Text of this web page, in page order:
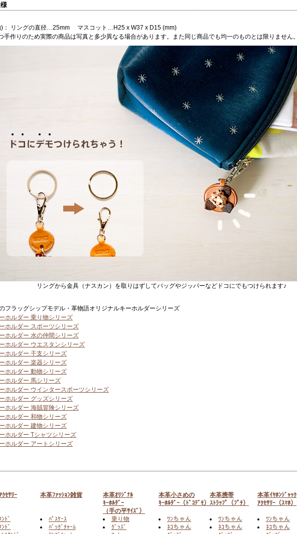
)： リングの直径…25mm マスコット…H25 x W37 x D15 (mm)
手作りのため実際の商品は写真と多少異なる場合があります。また同じ商品でも均一のものとは限りません。
リングから金具（ナスカン）を取りはずしてバッグやジッパーなどドコにでもつけられます♪
フラッグシップモデル・革物語オリジナルキーホルダーシリーズ
ホルダー 乗り物シリーズ
ホルダー スポーツシリーズ
ホルダー 水の仲間シリーズ
ホルダー ウエスタンシリーズ
ホルダー 干支シリーズ
ホルダー 楽器シリーズ
ホルダー 動物シリーズ
ホルダー 馬シリーズ
ホルダー ウインタースポーツシリーズ
ホルダー グッズシリーズ
ホルダー 海賊冒険シリーズ
ホルダー 和物シリーズ
ホルダー 建物シリーズ
ホルダー Tシャツシリーズ
ホルダー アートシリーズ
ｸｾｻﾘｰ 本革ﾌｧｯｼｮﾝ雑貨
本革ｵﾘｼﾞﾅﾙ
ｷｰﾎﾙﾀﾞｰ
（手の平ｻｲｽﾞ）
本革小さめの
ｷｰﾎﾙﾀﾞｰ（ﾄﾞｺﾃﾞﾓ）
本革携帯
ｽﾄﾗｯﾌﾟ（ﾌﾟﾁ）
本革ｲﾔﾎﾝｼﾞｬｯｸ
ｱｸｾｻﾘｰ（ｽﾏﾎ）
ﾄﾞ
ﾄﾞ
ﾊﾟｽｹｰｽ
ﾊﾞｯｸﾞﾁｬｰﾑ
乗り物
ｸﾞｯｽﾞ
ﾜﾝちゃん
ﾈｺちゃん
ﾜﾝちゃん
ﾈｺちゃん
ﾜﾝちゃん
ﾈｺちゃん